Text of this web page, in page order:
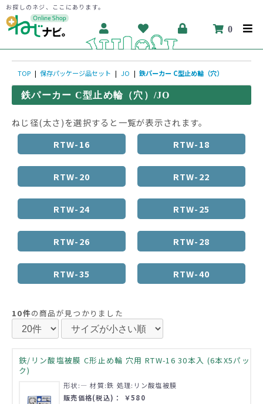
お探しのネジ、ここにあります。
0
TOP | 保存パッケージ品セット | JO | 鉄パーカー C型止め輪（穴）
鉄パーカー C型止め輪（穴）/JO
ねじ径(太さ)を選択すると一覧が表示されます。
RTW-16
RTW-18
RTW-20 RTW-22
RTW-24 RTW-25
RTW-26 RTW-28
RTW-35 RTW-40
10件の商品が見つかりました
鉄/リン酸塩被膜 C形止め輪 穴用 RTW-16 30本入 (6本X5パッ
ク)
形状:― 材質:鉄 処理:リン酸塩被膜
販売価格(税込)： ￥580